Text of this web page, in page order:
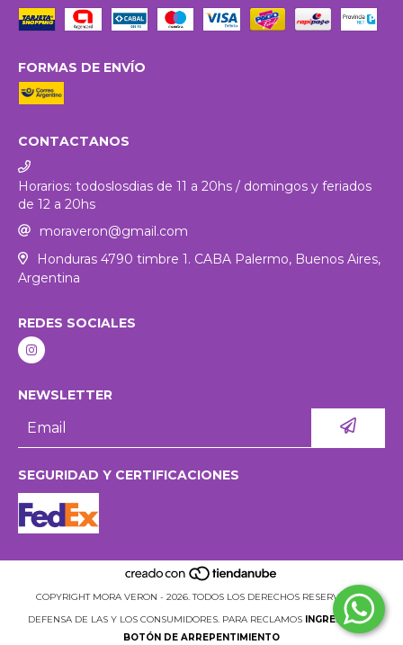
FORMAS DE ENVÍO
CONTACTANOS
Horarios: todoslosdias de 11 a 20hs / domingos y feriados
de 12 a 20hs
moraveron@gmail.com
Honduras 4790 timbre 1. CABA Palermo, Buenos Aires,
Argentina
REDES SOCIALES
NEWSLETTER
SEGURIDAD Y CERTIFICACIONES
COPYRIGHT MORA VERON - 2026. TODOS LOS DERECHOS RESERVADOS.
DEFENSA DE LAS Y LOS CONSUMIDORES. PARA RECLAMOS
INGRESÁ ACÁ.
BOTÓN DE ARREPENTIMIENTO